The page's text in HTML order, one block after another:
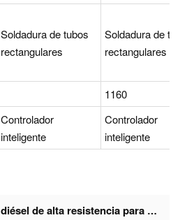
Soldadura de tubos
rectangulares
Soldadura de
rectangulares
1160
Controlador
inteligente
Controlador
inteligente
5 toneladas triciclo diésel de alta resistencia para minería